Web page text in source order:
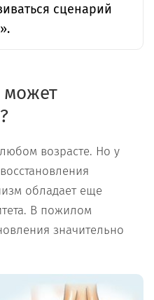
сценарий
может
возрасте. Но у
обладает еще
В пожилом
значительно